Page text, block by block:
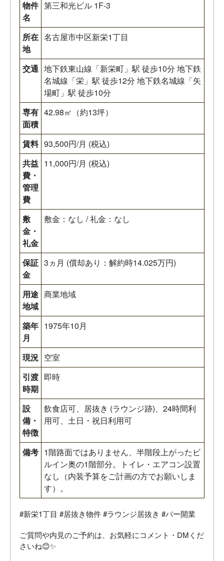
物件
名
第三和光ビル 1F-3
所在
地
名古屋市中区新栄1丁目
交通 地下鉄東山線「新栄町」駅 徒歩10分 地下鉄
名城線「栄」駅 徒歩12分 地下鉄名城線「矢
場町」駅 徒歩10分
専有
面積
42.98㎡（約13坪）
賃料 93,500円/月 (税込)
共益
費・
管理
費
11,000円/月 (税込)
敷
金・
礼金
敷金：なし / 礼金：なし
保証
金
3ヵ月 (償却あり：解約時14.025万円)
用途
地域
商業地域
築年
月
1975年10月
現況 空室
引渡
時期
即時
設
備・
特徴
飲食店可、居抜き (ラウンジ跡)、24時間利
用可、土日・祝日利用可
備考 1階路面ではありません、半階段上がったビ
ルイン奥の1階部分。トイレ・エアコン設置
なし（内装予算をご計画の方でお願いしま
す）。
#新栄1丁目 #居抜き物件 #ラウンジ居抜き #バー開業
ご質問や内見のご予約は、お気軽にコメント・DMくだ
さいね😊✨